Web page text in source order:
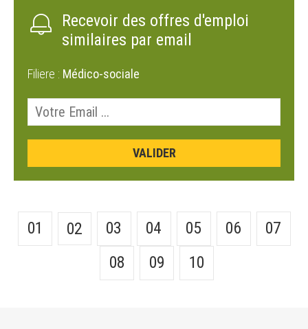
Recevoir des offres d'emploi
similaires par email
Filiere : Médico-sociale
01 02 03 04 05 06
07
08
09 10